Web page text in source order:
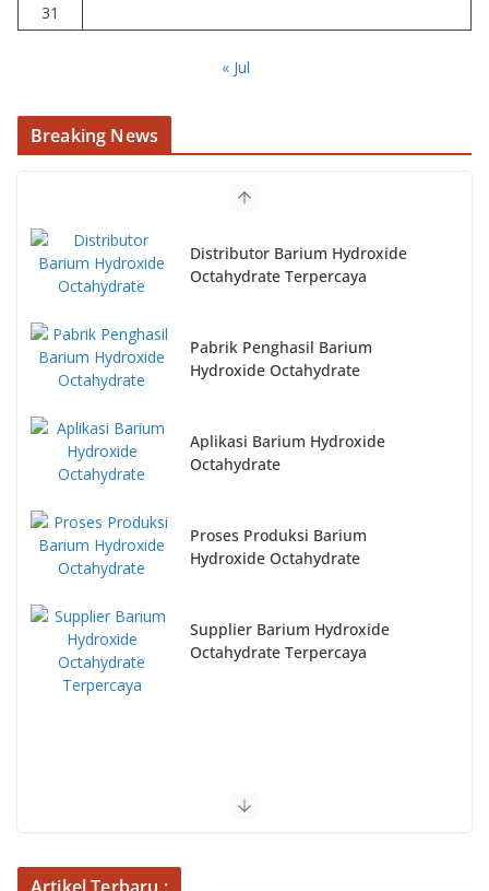
31
« Jul
Breaking News
Distributor Barium Hydroxide
Octahydrate Terpercaya
Pabrik Penghasil Barium
Hydroxide Octahydrate
Aplikasi Barium Hydroxide
Octahydrate
Proses Produksi Barium
Hydroxide Octahydrate
Supplier Barium Hydroxide
Octahydrate Terpercaya
Artikel Terbaru :